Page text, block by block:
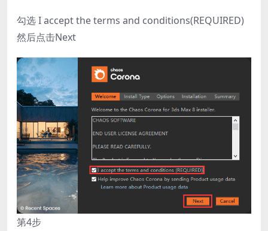
勾选 I accept the terms and conditions(REQUIRED)
然后点击Next
第4步